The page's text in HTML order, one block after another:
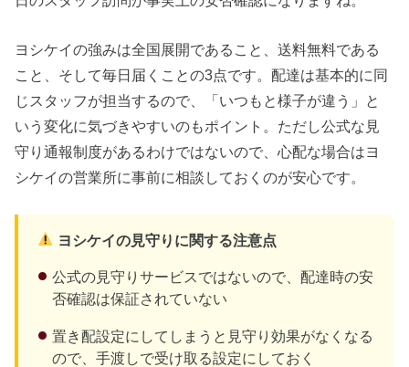
ヨシケイの強みは全国展開であること、送料無料である
こと、そして毎日届くことの3点です。配達は基本的に同
じスタッフが担当するので、「いつもと様子が違う」と
いう変化に気づきやすいのもポイント。ただし公式な見
守り通報制度があるわけではないので、心配な場合はヨ
シケイの営業所に事前に相談しておくのが安心です。
ヨシケイの見守りに関する注意点
公式の見守りサービスではないので、配達時の安
否確認は保証されていない
置き配設定にしてしまうと見守り効果がなくなる
ので、手渡しで受け取る設定にしておく